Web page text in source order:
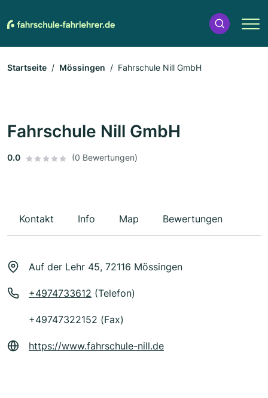
Startseite Mössingen Fahrschule Nill GmbH
Fahrschule Nill GmbH
0.0 (0 Bewertungen)
Kontakt Info Map Bewertungen
Auf der Lehr 45, 72116 Mössingen
+4974733612 (Telefon)
+49747322152 (Fax)
https://www.fahrschule-nill.de